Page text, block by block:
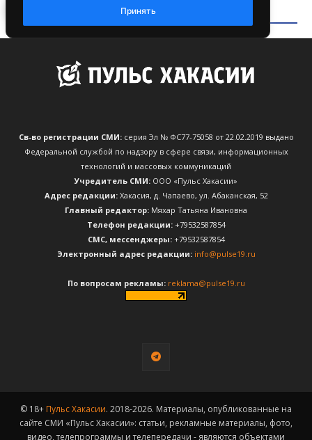
Св-во регистрации СМИ:серия Эл № ФС77-75058 от 22.02.2019 выдано
Федеральной службой по надзору в сфере связи, информационных
технологий и массовых коммуникаций
Учредитель СМИ: ООО «Пульс Хакасии»
Адрес редакции:Хакасия, д. Чапаево, ул. Абаканская, 52
Главный редактор: Мяхар Татьяна Ивановна
Телефон редакции:+79532587854
CМС, мессенджеры:+79532587854
Электронный адрес редакции: info@pulse19.ru
По вопросам рекламы: reklama@pulse19.ru
© 18+ Пульс Хакасии. 2018-2026. Материалы, опубликованные на
сайте СМИ «Пульс Хакасии»: статьи, рекламные материалы, фото,
видео, телепрограммы и телепередачи - являются объектами